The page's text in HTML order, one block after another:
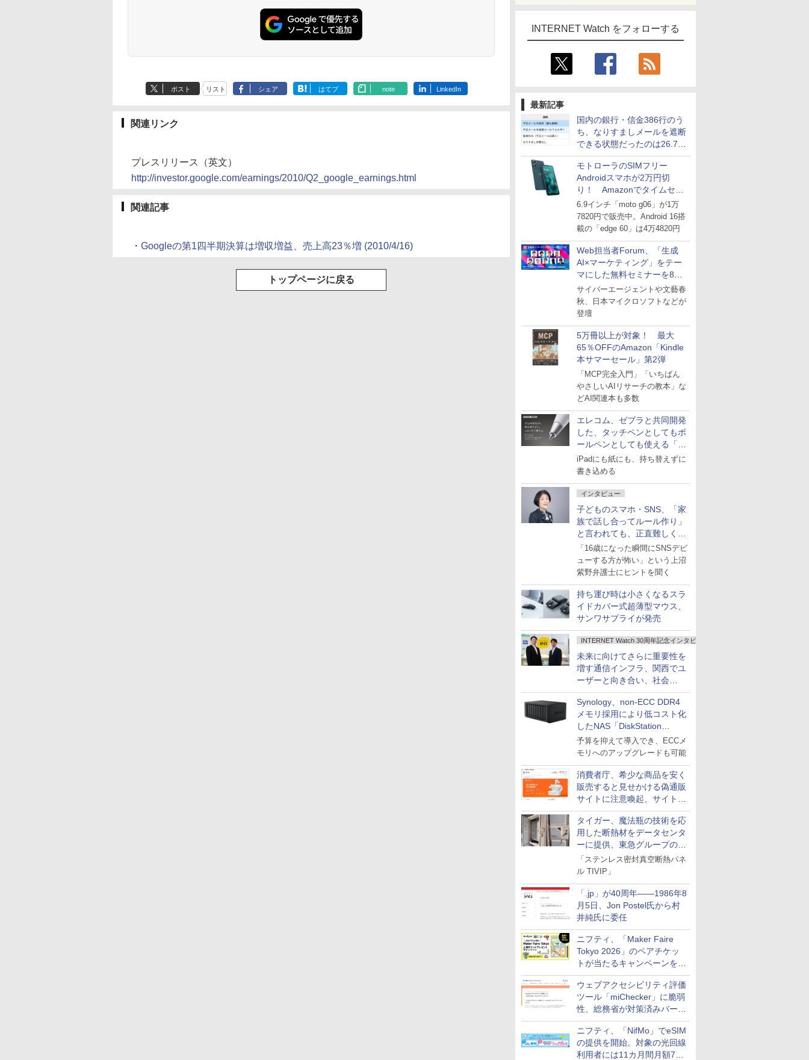
INTERNET Watch をフォローする
最新記事
国内の銀行・信金386行のう
ち、なりすましメールを遮断
できる状態だったのは26.7％
にとどまる～GMOブランド
セキュリティ調査
モトローラのSIMフリー
Androidスマホが2万円切
り！ Amazonでタイムセー
ル
6.9インチ「moto g06」が1万
7820円で販売中。Android 16搭
載の「edge 60」は4万4820円
Web担当者Forum、「生成
AI×マーケティング」をテー
マにした無料セミナーを8月
27日にオンライン開催
サイバーエージェントや文藝春
秋、日本マイクロソフトなどが
登壇
5万冊以上が対象！ 最大
65％OFFのAmazon「Kindle
本サマーセール」第2弾
「MCP完全入門」「いちばん
やさしいAIリサーチの教本」な
どAI関連本も多数
エレコム、ゼブラと共同開発
した、タッチペンとしてもボ
ールペンとしても使える「ス
タイラスツーウェイ」発売
iPadにも紙にも、持ち替えずに
書き込める
インタビュー
子どものスマホ・SNS、「家
族で話し合ってルール作り」
と言われても、正直難しくな
いですか？
「16歳になった瞬間にSNSデビ
ューする方が怖い」という上沼
紫野弁護士にヒントを聞く
持ち運び時は小さくなるスラ
イドカバー式超薄型マウス、
サンワサプライが発売
INTERNET Watch 30周年記念インタビュー
未来に向けてさらに重要性を
増す通信インフラ、関西でユ
ーザーと向き合い、社会
の“あたらしい”を起動し続け
る～オプテージ
Synology、non-ECC DDR4
メモリ採用により低コスト化
したNAS「DiskStation
neo+」シリーズ
予算を抑えて導入でき、ECCメ
モリへのアップグレードも可能
消費者庁、希少な商品を安く
販売すると見せかける偽通販
サイトに注意喚起、サイト名
とドメイン名を公表
タイガー、魔法瓶の技術を応
用した断熱材をデータセンタ
ーに提供、東急グループの実
証実験で
「ステンレス密封真空断熱パネ
ル TIVIP」
「.jp」が40周年――1986年8
月5日、Jon Postel氏から村
井純氏に委任
ニフティ、「Maker Faire
Tokyo 2026」のペアチケッ
トが当たるキャンペーンをX
で実施。8月16日まで
ウェブアクセシビリティ評価
ツール「miChecker」に脆弱
性、総務省が対策済みバージ
ョンへの更新を呼び掛け
ニフティ、「NifMo」でeSIM
の提供を開始。対象の光回線
利用者には11カ月間月額770
ポスト リスト シェア はてブ note LinkedIn
関連リンク
プレスリリース（英文）
http://investor.google.com/earnings/2010/Q2_google_earnings.html
関連記事
・ Googleの第1四半期決算は増収増益、売上高23％増 (2010/4/16)
トップページに戻る